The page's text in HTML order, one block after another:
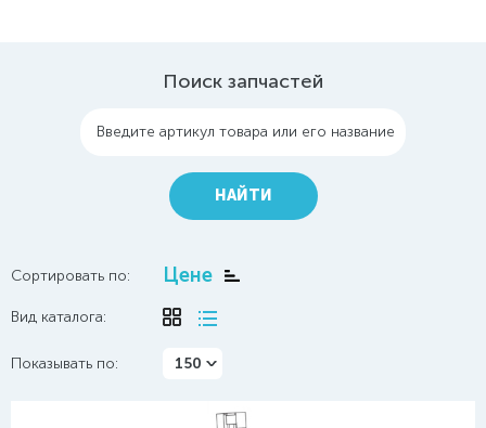
Поиск запчастей
Введите артикул товара или его название
НАЙТИ
Сортировать по: Цене
Вид каталога:
Показывать по: 150